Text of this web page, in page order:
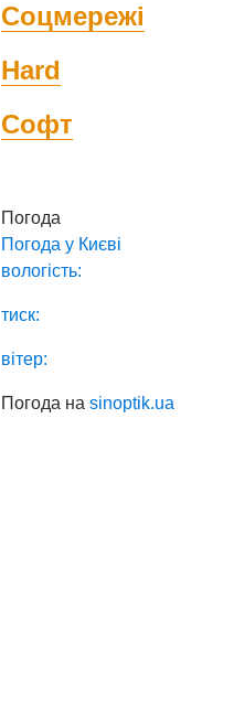
Соцмережі
Hard
Софт
Погода
Погода у Києві
вологість:
тиск:
вітер:
Погода наsinoptik.ua